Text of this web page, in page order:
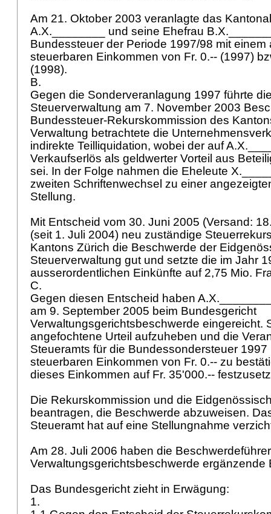
Am 21. Oktober 2003 veranlagte das
A.X.________ und seine Ehefrau
Bundessteuer der Periode 1997/98 mit
steuerbaren Einkommen von Fr. 0.-- (1997)
(1998).
B.
Gegen die Sonderveranlagung 1997 führte
Steuerverwaltung am 7. November 2003
Bundessteuer-Rekurskommission des
Verwaltung betrachtete die
indirekte Teilliquidation, wobei der auf
Verkaufserlös als geldwerter Vorteil aus
sei. In der Folge nahmen die Eheleute
zweiten Schriftenwechsel zu einer
Stellung.
Mit Entscheid vom 30. Juni 2005 (Versand:
(seit 1. Juli 2004) neu zuständige
Kantons Zürich die Beschwerde der
Steuerverwaltung gut und setzte die im Jahr
ausserordentlichen Einkünfte auf 2,75 Mio.
C.
Gegen diesen Entscheid haben
am 9. September 2005 beim Bundesgericht
Verwaltungsgerichtsbeschwerde eingereicht.
angefochtene Urteil aufzuheben und die
Steueramts für die Bundessondersteuer 1997
steuerbaren Einkommen von Fr. 0.-- zu
dieses Einkommen auf Fr. 35'000.--
Die Rekurskommission und die
beantragen, die Beschwerde abzuweisen.
Steueramt hat auf eine Stellungnahme
Am 28. Juli 2006 haben die
Verwaltungsgerichtsbeschwerde
Das Bundesgericht zieht in Erwägung:
1.